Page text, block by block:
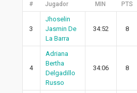
# Jugador MIN PTS
3
Jhoselin
Jasmin De
La Barra
34:52 8
4
Adriana
Bertha
Delgadillo
Russo
34:06 8